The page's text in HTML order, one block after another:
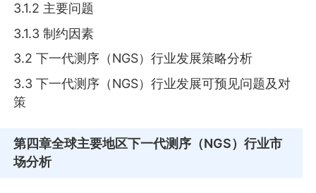
3.1.2 主要问题
3.1.3 制约因素
3.2 下一代测序（NGS）行业发展策略分析
3.3 下一代测序（NGS）行业发展可预见问题及对
策
第四章全球主要地区下一代测序（NGS）行业市
场分析